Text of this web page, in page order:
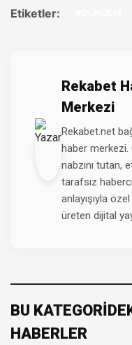
Etiketler:
Rekabet
Merkezi
Rekabet.net
haber merkezi.
nabzını tutan,
tarafsız
anlayışıyla
üreten dijital
BU
HABERLER